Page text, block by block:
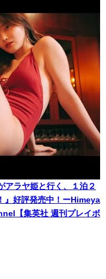
アラヤ姫と行く、１泊２
好評発売中！ーHimeya
【集英社 週刊プレイボ